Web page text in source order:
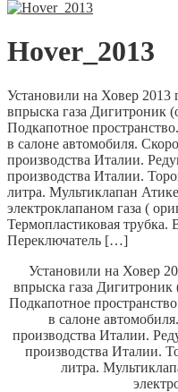
Hover_2013
Установили на Ховер 2013
впрыска газа Дигитроник
Подкапотное
в салоне автомобиля.
производства Италии.
производства Италии.
литра. Мультиклапан
электроклапаном газа (
Термопластиковая трубка.
Переключатель […]
Установили на Ховер
впрыска газа
Подкапотное
в салоне автомобиля.
производства Италии.
производства Италии.
литра.